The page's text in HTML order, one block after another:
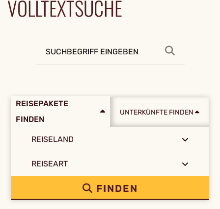
VOLLTEXTSUCHE
Suchen
REISEPAKETE
FINDEN
UNTERKÜNFTE FINDEN
REISELAND
REISEART
FINDEN